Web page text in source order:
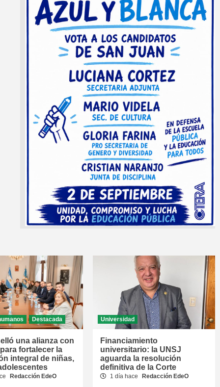
Destacada
una alianza con
fortalecer la
integral de niñas,
Redacción EdeO
Universidad
Financiamiento
universitario: la UNSJ
aguarda la resolución
definitiva de la Corte
1 día hace Redacción EdeO